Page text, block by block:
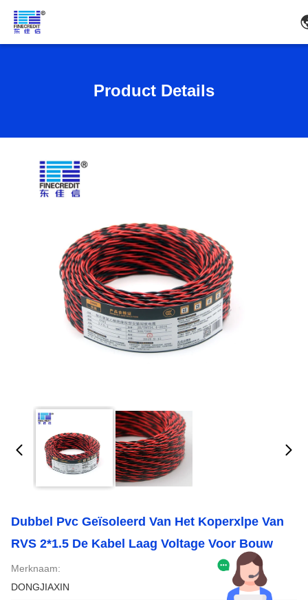
Product Details
Dubbel Pvc Geïsoleerd Van Het Koperxlpe Van
RVS 2*1.5 De Kabel Laag Voltage Voor Bouw
Merknaam:
DONGJIAXIN